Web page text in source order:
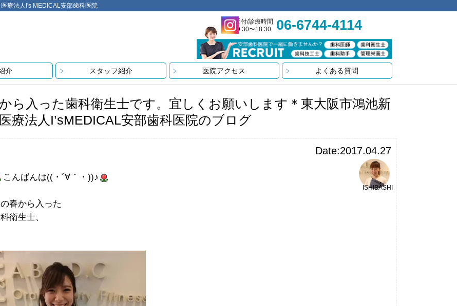
療法人I's MEDICAL安部歯科医院
受付/診療時間
9:30〜18:30
06-6744-4114
介 スタッフ紹介 医院アクセス よくある質問
ら入った歯科衛生士です。宜しくお願いします＊東大阪市鴻池新
療法人I’sMEDICAL安部歯科医院のブログ
Date:2017.04.27
ISHIBASHI
こんばんは((・´∀｀・))♪
春から入った
衛生士、